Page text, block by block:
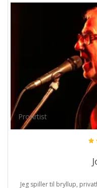
ProArtist
Jeg spiller til bryllup,